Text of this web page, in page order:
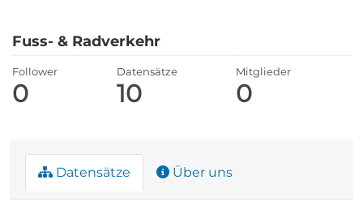
Fuss- & Radverkehr
Follower
0
Datensätze
10
Mitglieder
0
Datensätze Über uns